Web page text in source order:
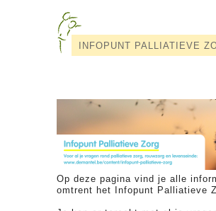
INFOPUNT PALLIATIEVE
Op deze pagina vind je alle
omtrent het Infopunt Palliatieve